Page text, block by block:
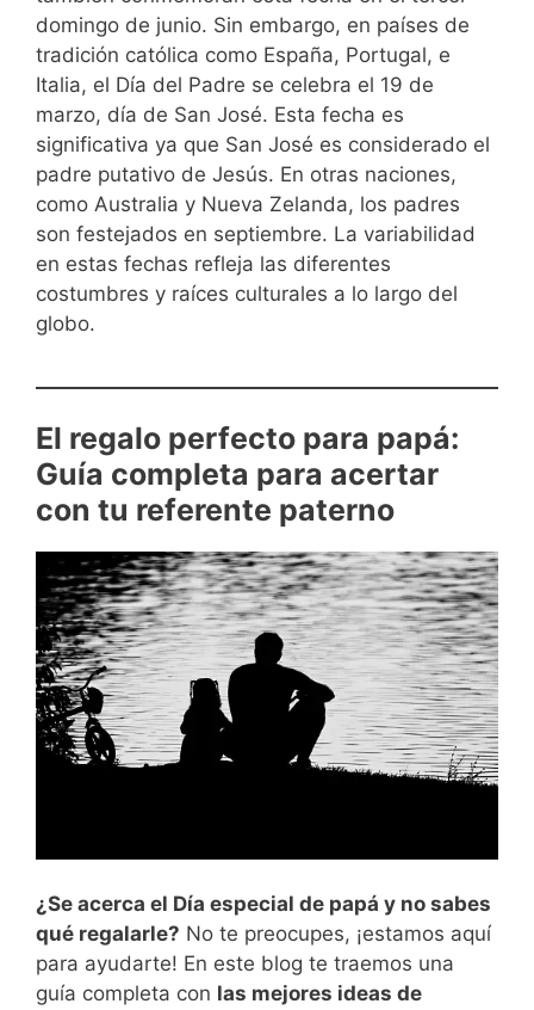
domingo de junio. Sin embargo, en países de
tradición católica como España, Portugal, e
Italia, el Día del Padre se celebra el 19 de
marzo, día de San José. Esta fecha es
significativa ya que San José es considerado el
padre putativo de Jesús. En otras naciones,
como Australia y Nueva Zelanda, los padres
son festejados en septiembre. La variabilidad
en estas fechas refleja las diferentes
costumbres y raíces culturales a lo largo del
globo.
El regalo perfecto para papá:
Guía completa para acertar
con tu referente paterno
¿Se acerca el Día especial de papá y no sabes
qué regalarle? No te preocupes, ¡estamos aquí
para ayudarte! En este blog te traemos una
guía completa con las mejores ideas de